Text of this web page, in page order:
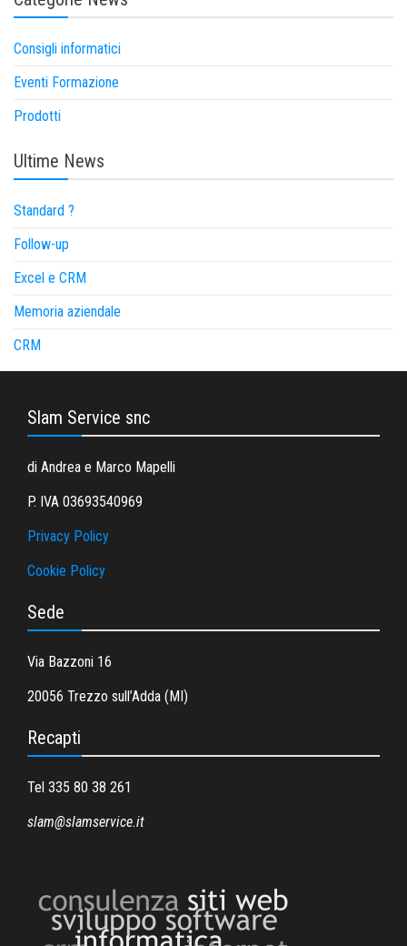
Consigli informatici
Eventi Formazione
Prodotti
Ultime News
Standard ?
Follow-up
Excel e CRM
Memoria aziendale
CRM
Slam Service snc
di Andrea e Marco Mapelli
P. IVA 03693540969
Privacy Policy
Cookie Policy
Sede
Via Bazzoni 16
20056 Trezzo sull’Adda (MI)
Recapti
Tel 335 80 38 261
slam@slamservice.it